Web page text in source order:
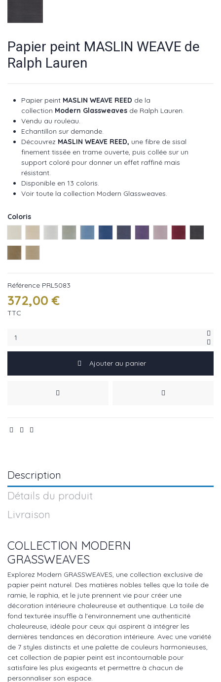
Papier peint MASLIN WEAVE de
Ralph Lauren
Papier peint MASLIN WEAVE REED de la
collection Modern Glassweaves de Ralph Lauren.
Vendu au rouleau.
Echantillon sur demande.
Découvrez MASLIN WEAVE REED, une fibre de sisal
finement tissée en trame ouverte, puis collée sur un
support coloré pour donner un effet raffiné mais
résistant.
Disponible en 13 coloris.
Voir toute la collection Modern Glassweaves
Coloris
Référence PRL5083
372,00 €
TTC
Ajouter au panier
Description
Détails du produit
Livraison
COLLECTION MODERN
GRASSWEAVES
Explorez Modern GRASSWEAVES, une collection exclusive de
papier peint naturel. Des matières nobles telles que la toile de
ramie, le raphia, et le jute prennent vie pour créer une
décoration intérieure chaleureuse et authentique. La toile de
fond texturée insuffle à l'environnement une authenticité
chaleureuse, idéale pour ceux qui aspirent à intégrer les
dernières tendances en décoration intérieure. Avec une variété
de 7 styles distincts et une palette de couleurs harmonieuses,
cet collection de papier peint est incontournable pour
satisfaire les plus exigeants et permettre à chacun de
personnaliser son espace.